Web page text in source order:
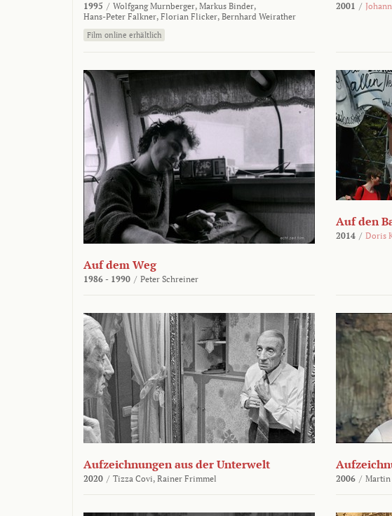
1995 / Wolfgang Murnberger, Markus Binder,
Hans-Peter Falkner, Florian Flicker, Bernhard Weirather
Film online erhältlich
2001 /
Auf dem Weg
1986 - 1990 / Peter Schreiner
Auf den
2014 / Doris
Aufzeichnungen aus der Unterwelt
2020 / Tizza Covi, Rainer Frimmel 2006 / Martin